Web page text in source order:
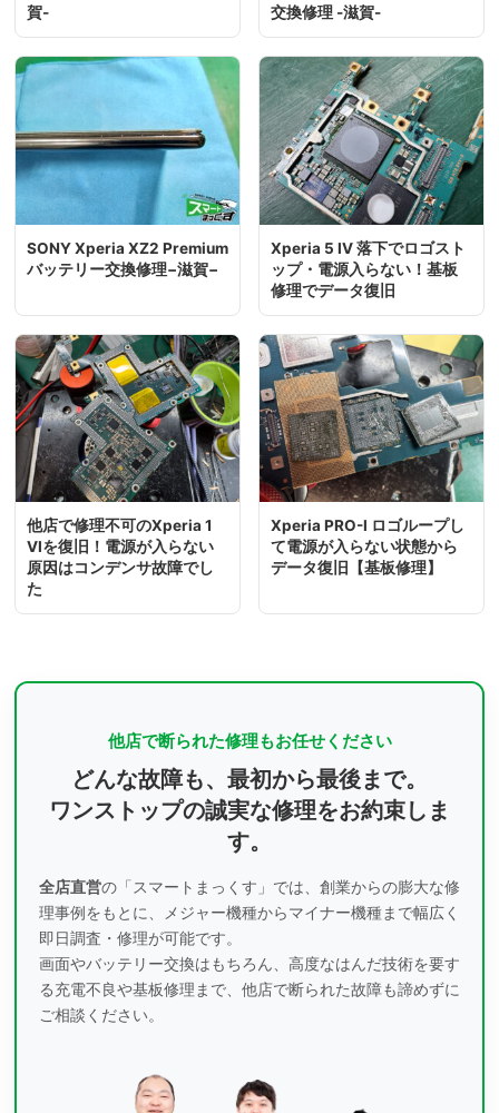
賀- 交換修理 -滋賀-
SONY Xperia XZ2 Premium
バッテリー交換修理−滋賀−
Xperia 5 IV 落下でロゴスト
ップ・電源入らない！基板
修理でデータ復旧
他店で修理不可のXperia 1
VIを復旧！電源が入らない
原因はコンデンサ故障でし
た
Xperia PRO-I ロゴループし
て電源が入らない状態から
データ復旧【基板修理】
他店で断られた修理もお任せください
どんな故障も、最初から最後まで。
ワンストップの誠実な修理をお約束しま
す。
全店直営の「スマートまっくす」では、創業からの膨大な修
理事例をもとに、
メジャー機種からマイナー機種まで幅広く
即日調査・修理が可能です。
画面やバッテリー交換はもちろん、高度なはんだ技術を要す
る充電不良や基板修理まで、 他店で断られた故障も諦めずに
ご相談ください。